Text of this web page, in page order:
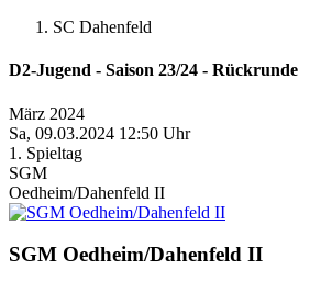
SC Dahenfeld
D2-Jugend - Saison 23/24 - Rückrunde
März 2024
Sa, 09.03.2024 12:50 Uhr
1. Spieltag
SGM
Oedheim/Dahenfeld II
SGM Oedheim/Dahenfeld II